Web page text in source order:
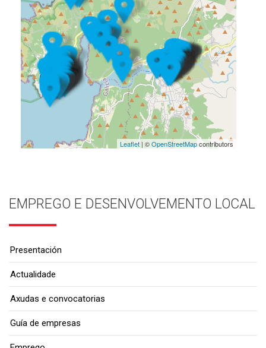
Leaflet| ©OpenStreetMapcontributors
EMPREGO E DESENVOLVEMENTO LOCAL
Presentación
Actualidade
Axudas e convocatorias
Guía de empresas